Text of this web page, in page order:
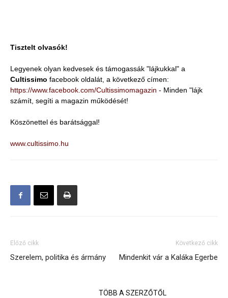
Tisztelt olvasók!
Legyenek olyan kedvesek és támogassák "lájkukkal" a
Cultissimo facebook oldalát, a következő címen:
https://www.facebook.com/Cultissimomagazin - Minden "lájk
számít, segíti a magazin működését!
Köszönettel és barátsággal!
www.cultissimo.hu
Előző cikk
Szerelem, politika és ármány
Következő cikk
Mindenkit vár a Kaláka Egerbe
TÖBB A SZERZŐTŐL